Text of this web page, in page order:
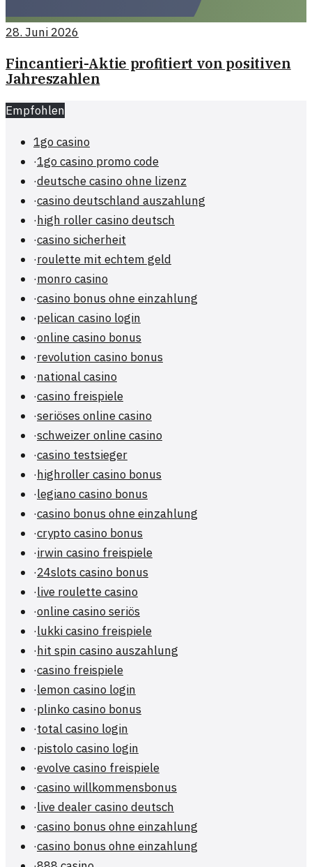
28. Juni 2026
Fincantieri-Aktie profitiert von positiven
Jahreszahlen
Empfohlen
1go casino
·1go casino promo code
·deutsche casino ohne lizenz
·casino deutschland auszahlung
·high roller casino deutsch
·casino sicherheit
·roulette mit echtem geld
·monro casino
·casino bonus ohne einzahlung
·pelican casino login
·online casino bonus
·revolution casino bonus
·national casino
·casino freispiele
·seriöses online casino
·schweizer online casino
·casino testsieger
·highroller casino bonus
·legiano casino bonus
·casino bonus ohne einzahlung
·crypto casino bonus
·irwin casino freispiele
·24slots casino bonus
·live roulette casino
·online casino seriös
·lukki casino freispiele
·hit spin casino auszahlung
·casino freispiele
·lemon casino login
·plinko casino bonus
·total casino login
·pistolo casino login
·evolve casino freispiele
·casino willkommensbonus
·live dealer casino deutsch
·casino bonus ohne einzahlung
·casino bonus ohne einzahlung